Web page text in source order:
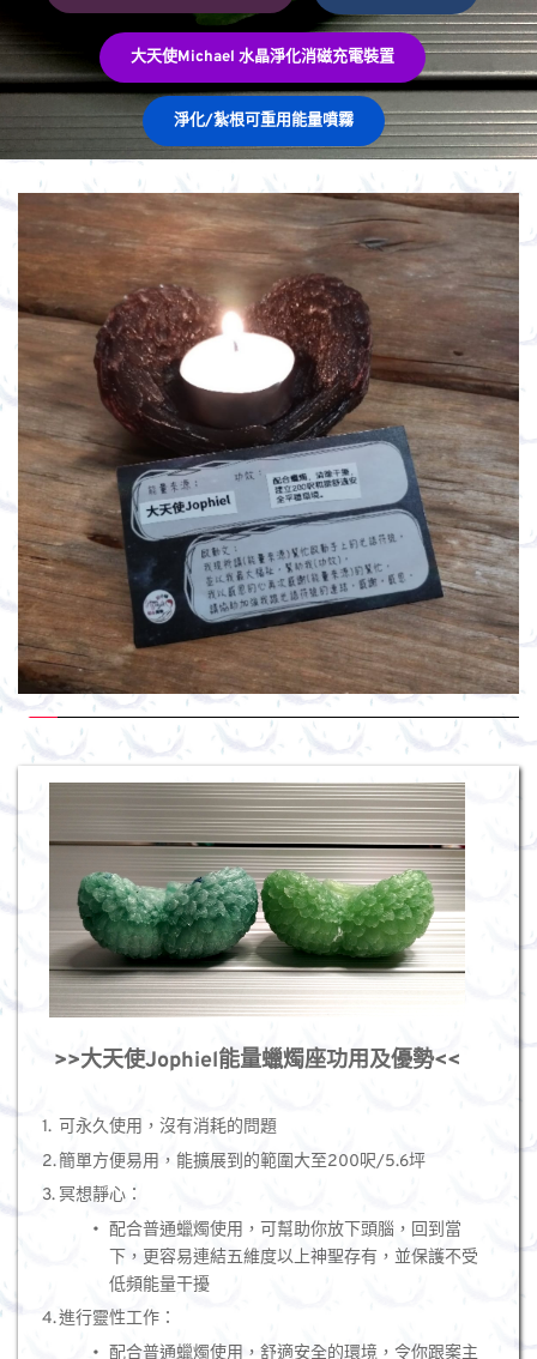
淨化/紮根可重用能量噴霧
​大天使Michael 水晶淨化消磁充電裝置
>>大天使Jophiel能量蠟燭座功用及優勢<<
可永久使用，沒有消耗的問題
簡單方便易用，能擴展到的範圍大至200呎/5.6坪
冥想靜心：
配合普通蠟燭使用，可幫助你放下頭腦，回到當
下，更容易連結五維度以上神聖存有，並保護不受
低頻能量干擾
進行靈性工作：
配合普通蠟燭使用，舒適安全的環境，令你跟案主